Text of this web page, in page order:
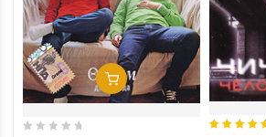
Добавить В Корзину